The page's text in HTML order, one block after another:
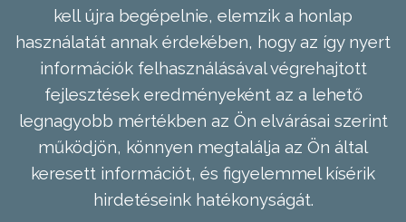
kell újra begépelnie, elemzik a honlap
használatát annak érdekében, hogy az így nyert
információk felhasználásával végrehajtott
fejlesztések eredményeként az a lehető
legnagyobb mértékben az Ön elvárásai szerint
működjön, könnyen megtalálja az Ön által
keresett információt, és figyelemmel kísérik
hirdetéseink hatékonyságát.